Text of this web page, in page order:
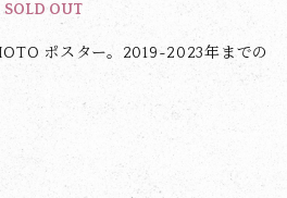
SOLD OUT
ポスター。2019~2023年までの